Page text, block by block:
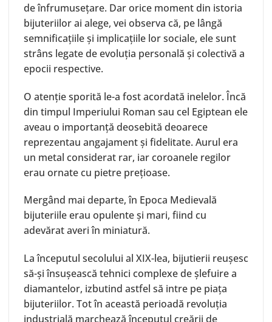
de înfrumusețare. Dar orice moment din istoria
bijuteriilor ai alege, vei observa că, pe lângă
semnificațiile și implicațiile lor sociale, ele sunt
strâns legate de evoluția personală și colectivă a
epocii respective.
O atenție sporită le-a fost acordată inelelor. Încă
din timpul Imperiului Roman sau cel Egiptean ele
aveau o importanță deosebită deoarece
reprezentau angajament și fidelitate. Aurul era
un metal considerat rar, iar coroanele regilor
erau ornate cu pietre prețioase.
Mergând mai departe, în Epoca Medievală
bijuteriile erau opulente și mari, fiind cu
adevărat averi în miniatură.
La începutul secolului al XIX-lea, bijutierii reușesc
să-și însușească tehnici complexe de șlefuire a
diamantelor, izbutind astfel să intre pe piața
bijuteriilor. Tot în această perioadă revoluția
industrială marchează începutul creării de